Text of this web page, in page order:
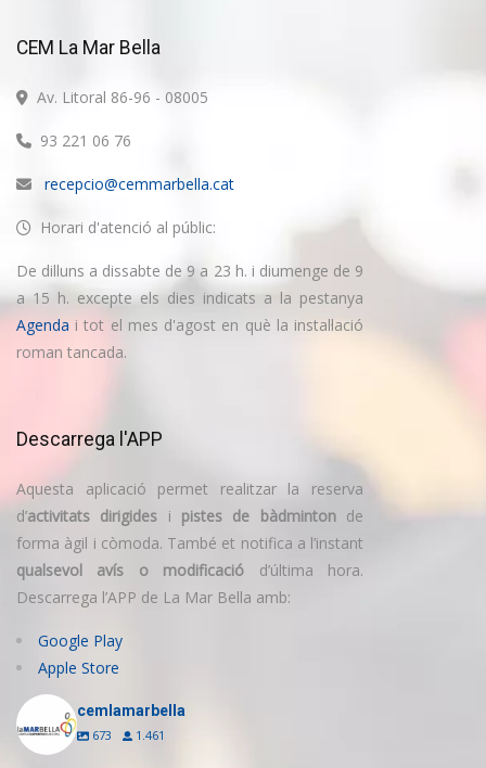
CEM La Mar Bella
Av. Litoral 86-96 - 08005
93 221 06 76
recepcio@cemmarbella.cat
Horari d'atenció al públic:
De dilluns a dissabte de 9 a 23 h. i diumenge de 9
a 15 h. excepte els dies indicats a la pestanya
Agenda i tot el mes d'agost en què la instal·lació
roman tancada.
Descarrega l'APP
Aquesta aplicació permet realitzar la reserva
d’activitats dirigides i pistes de bàdmintonde
forma àgil i còmoda. També et notifica a l’instant
qualsevol avís o modificació d’última hora.
Descarrega l’APP de La Mar Bella amb:
Google Play
Apple Store
cemlamarbella
673 1.461